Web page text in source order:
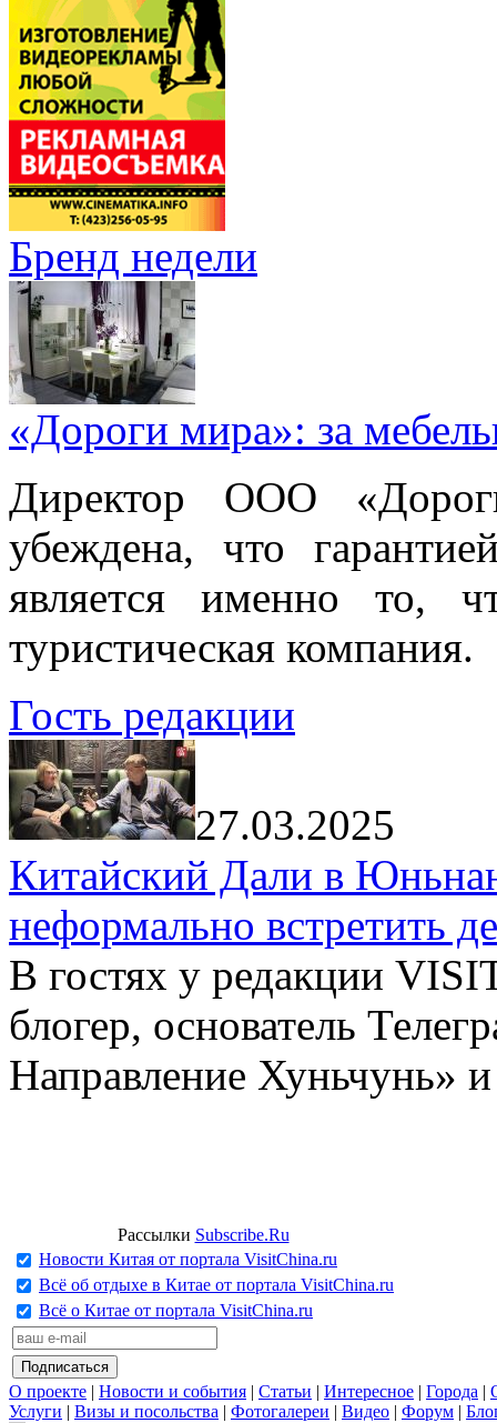
Бренд недели
«Дороги мира»: за
Директор ООО
убеждена, что
является именно то,
туристическая компания.
Гость редакции
27.03.2025
Китайский Дали в
неформально встретить
В гостях у редакции
блогер, основатель
Направление Хуньчунь»
Рассылки Subscribe.Ru
Новости Китая от портала VisitChina.ru
Всё об отдыхе в Китае от портала VisitChina.ru
Всё о Китае от портала VisitChina.ru
О проекте | Новости и события | Статьи | Интересное | Города |
Услуги | Визы и посольства | Фотогалереи | Видео | Форум |